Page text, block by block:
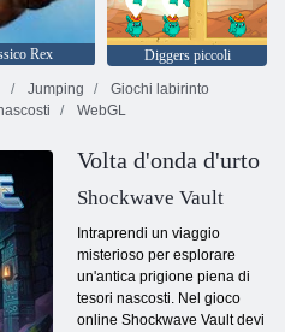
Rex
Diggers piccoli
Jumping
Giochi labirinto
WebGL
Volta d'onda d'urto
Shockwave Vault
Intraprendi un viaggio
misterioso per esplorare
un'antica prigione piena di
tesori nascosti. Nel gioco
online Shockwave Vault devi